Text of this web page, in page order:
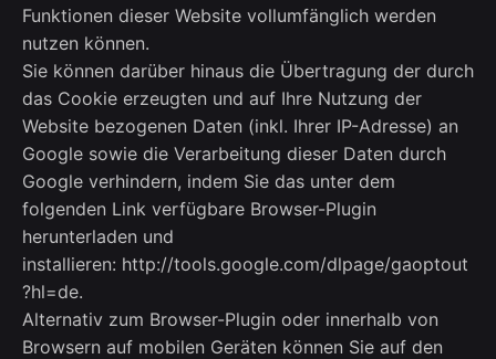
Funktionen dieser Website vollumfänglich werden
nutzen können.
Sie können darüber hinaus die Übertragung der durch
das Cookie erzeugten und auf Ihre Nutzung der
Website bezogenen Daten (inkl. Ihrer IP-Adresse) an
Google sowie die Verarbeitung dieser Daten durch
Google verhindern, indem Sie das unter dem
folgenden Link verfügbare Browser-Plugin
herunterladen und
installieren: http://tools.google.com/dlpage/gaoptout
?hl=de.
Alternativ zum Browser-Plugin oder innerhalb von
Browsern auf mobilen Geräten können Sie auf den